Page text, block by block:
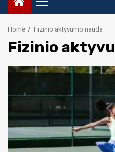
Primary
Menu
Home Fizinio aktyvumo nauda
Fizinio